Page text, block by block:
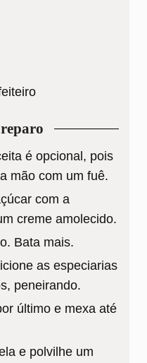
é opcional, pois
mão com um fuê.
com a
creme amolecido.
Bata mais.
as especiarias
peneirando.
último e mexa até
e polvilhe um